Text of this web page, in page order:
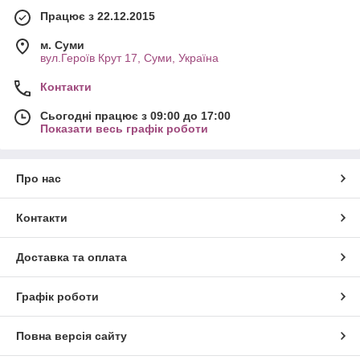
Працює з 22.12.2015
м. Суми
вул.Героїв Крут 17, Суми, Україна
Контакти
Сьогодні працює з 09:00 до 17:00
Показати весь графік роботи
Про нас
Контакти
Доставка та оплата
Графік роботи
Повна версія сайту